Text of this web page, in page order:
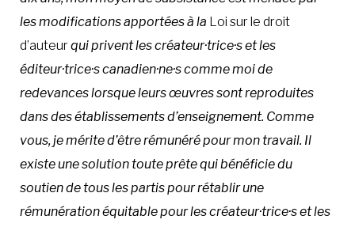
les modifications apportées à la Loi sur le droit
d’auteur qui privent les créateur·trice·s et les
éditeur·trice·s canadien·ne·s comme moi de
redevances lorsque leurs œuvres sont reproduites
dans des établissements d’enseignement. Comme
vous, je mérite d’être rémunéré pour mon travail. Il
existe une solution toute prête qui bénéficie du
soutien de tous les partis pour rétablir une
rémunération équitable pour les créateur·trice·s et les